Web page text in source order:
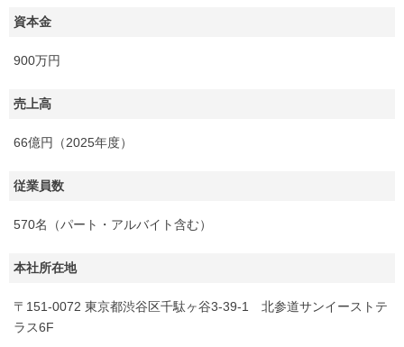
資本金
900万円
売上高
66億円（2025年度）
従業員数
570名（パート・アルバイト含む）
本社所在地
〒151-0072 東京都渋谷区千駄ヶ谷3-39-1 北参道サンイーストテ
ラス6F